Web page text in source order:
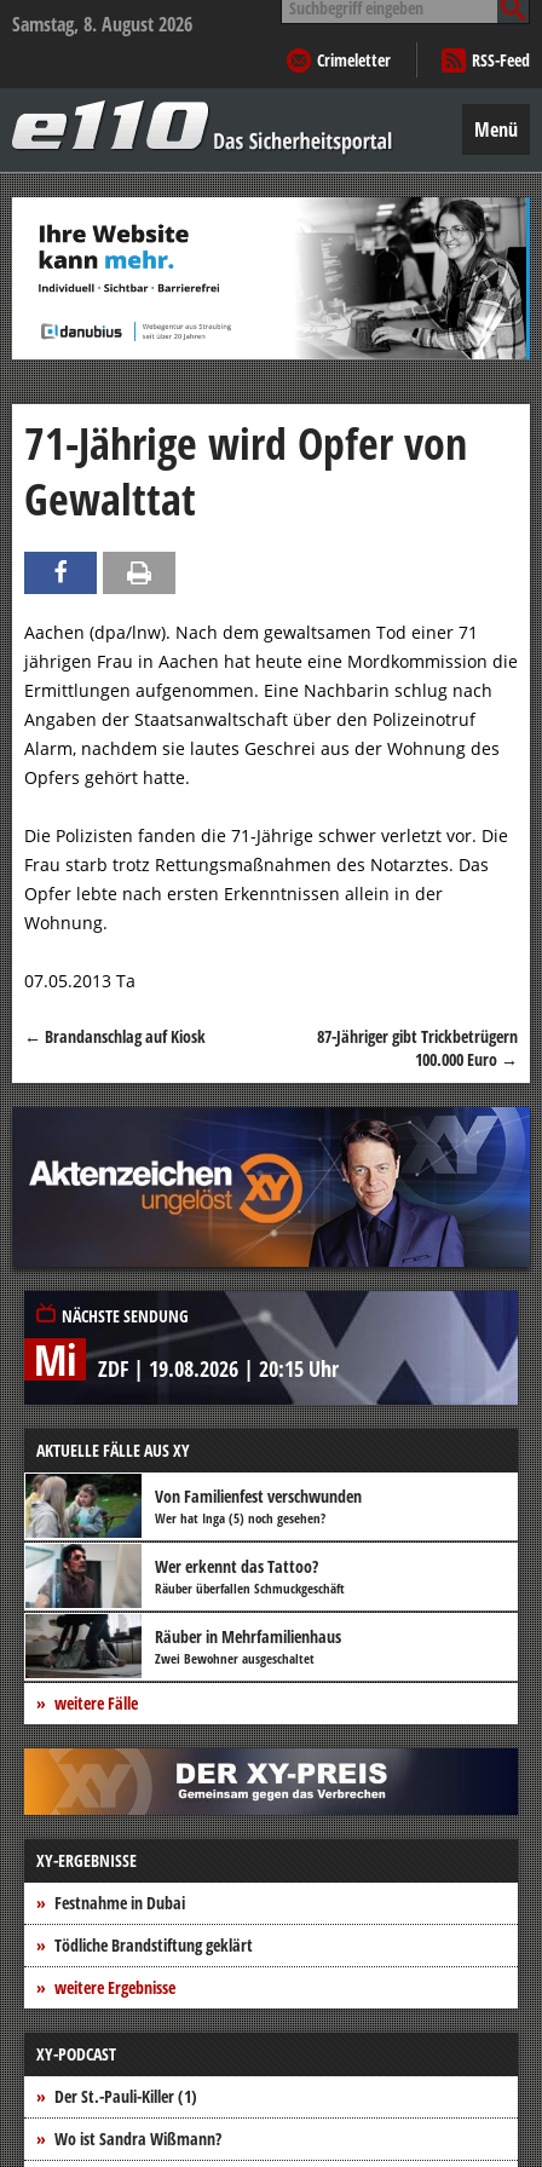
Samstag, 8. August 2026
nach:
Crimeletter
RSS-Feed
–
Das
Sicherheitsportal
Menü
Zum
Inhalt
springen
71-Jährige wird Opfer von
Gewalttat
Aachen (dpa/lnw). Nach dem gewaltsamen Tod einer 71
jährigen Frau in Aachen hat heute eine Mordkommission die
Ermittlungen aufgenommen. Eine Nachbarin schlug nach
Angaben der Staatsanwaltschaft über den Polizeinotruf
Alarm, nachdem sie lautes Geschrei aus der Wohnung des
Opfers gehört hatte.
Die Polizisten fanden die 71-Jährige schwer verletzt vor. Die
Frau starb trotz Rettungsmaßnahmen des Notarztes. Das
Opfer lebte nach ersten Erkenntnissen allein in der
Wohnung.
07.05.2013 Ta
Beitragsnavigation
← Brandanschlag auf Kiosk
87-Jähriger gibt Trickbetrügern
100.000 Euro →
NÄCHSTE SENDUNG
Mi ZDF | 19.08.2026 | 20:15 Uhr
AKTUELLE FÄLLE AUS XY
Von Familienfest verschwunden
Wer hat Inga (5) noch gesehen?
Wer erkennt das Tattoo?
Räuber überfallen Schmuckgeschäft
Räuber in Mehrfamilienhaus
Zwei Bewohner ausgeschaltet
weitere Fälle
XY-ERGEBNISSE
Festnahme in Dubai
Tödliche Brandstiftung geklärt
weitere Ergebnisse
XY-PODCAST
Der St.-Pauli-Killer (1)
Wo ist Sandra Wißmann?